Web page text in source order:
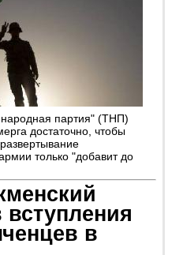
народная партия" (ТНП)
достаточно, чтобы
только "добавит до
в